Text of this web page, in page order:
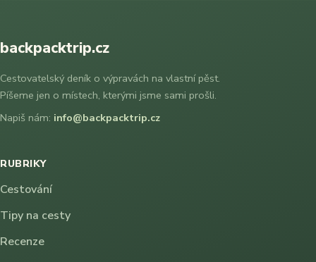
backpacktrip.cz
Cestovatelský deník o výpravách na vlastní pěst.
Píšeme jen o místech, kterými jsme sami prošli.
Napiš nám: info@backpacktrip.cz
RUBRIKY
Cestování
Tipy na cesty
Recenze